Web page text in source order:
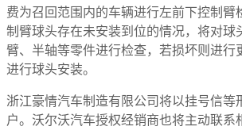
费为召回范围内的车辆进行左前下控制臂
制臂球头存在未安装到位的情况，将对球
臂、半轴等零件进行检查，若损坏则进行
进行球头安装。
浙江豪情汽车制造有限公司将以挂号信等
户。沃尔沃汽车授权经销商也将主动联系